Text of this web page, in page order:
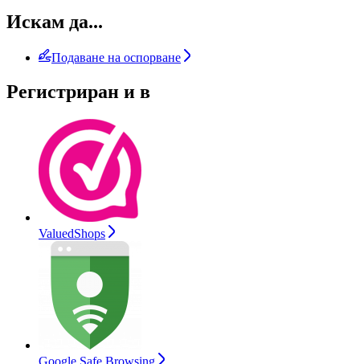
Искам да...
Подаване на оспорване
Регистриран и в
ValuedShops
Google Safe Browsing